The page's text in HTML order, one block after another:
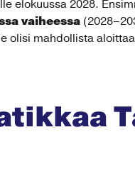
elokuussa 2028.
vaiheessa
olisi mahdollista